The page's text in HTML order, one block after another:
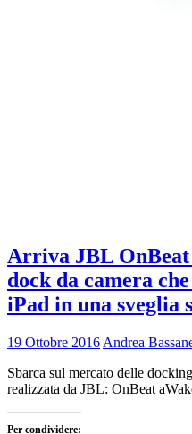
Arriva JBL OnBeat
dock da camera
iPad in una sveglia
19 Ottobre 2016 Andrea
Sbarca sul mercato delle
realizzata da JBL: OnBeat
Per condividere: